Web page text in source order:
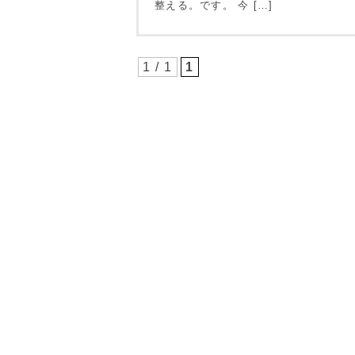
整える。です。 今 […]
1 / 1 1